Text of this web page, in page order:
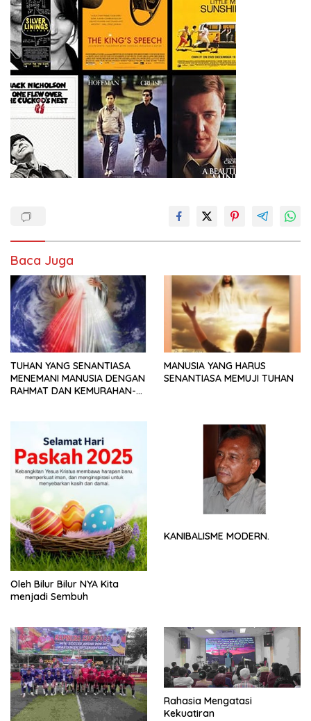
Baca Juga
TUHAN YANG SENANTIASA
MENEMANI MANUSIA DENGAN
RAHMAT DAN KEMURAHAN-
MANUSIA YANG HARUS
SENANTIASA MEMUJI TUHAN
Oleh Bilur Bilur NYA Kita
menjadi Sembuh
KANIBALISME MODERN.
Rahasia Mengatasi
Kekuatiran